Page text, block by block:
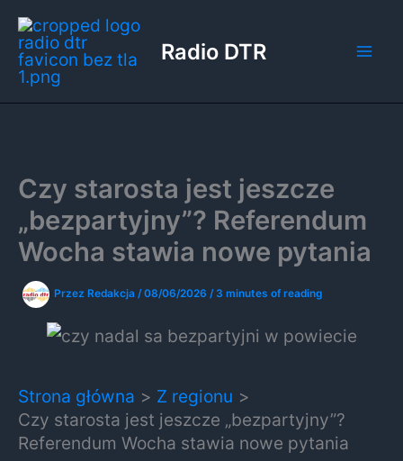
Przejdź
do
treści
Radio DTR
Czy starosta jest jeszcze
„bezpartyjny”? Referendum
Wocha stawia nowe pytania
Przez Redakcja /08/06/2026 / 3 minutes of reading
Strona główna
Z regionu
Czy starosta jest jeszcze „bezpartyjny”?
Referendum Wocha stawia nowe pytania